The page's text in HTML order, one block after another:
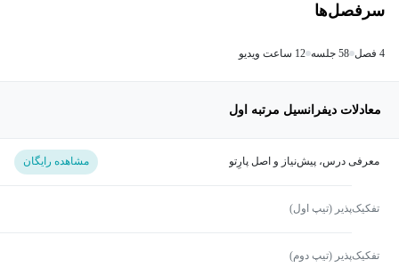
سرفصل‌ها
4 فصل 58 جلسه 12 ساعت ویدیو
معادلات دیفرانسیل مرتبه اول
معرفی درس، پیش‌نیاز و اصل پارِتو مشاهده رایگان
تفکیک‌‌پذیر (تیپ اول)
تفکیک‌پذیر (تیپ دوم)